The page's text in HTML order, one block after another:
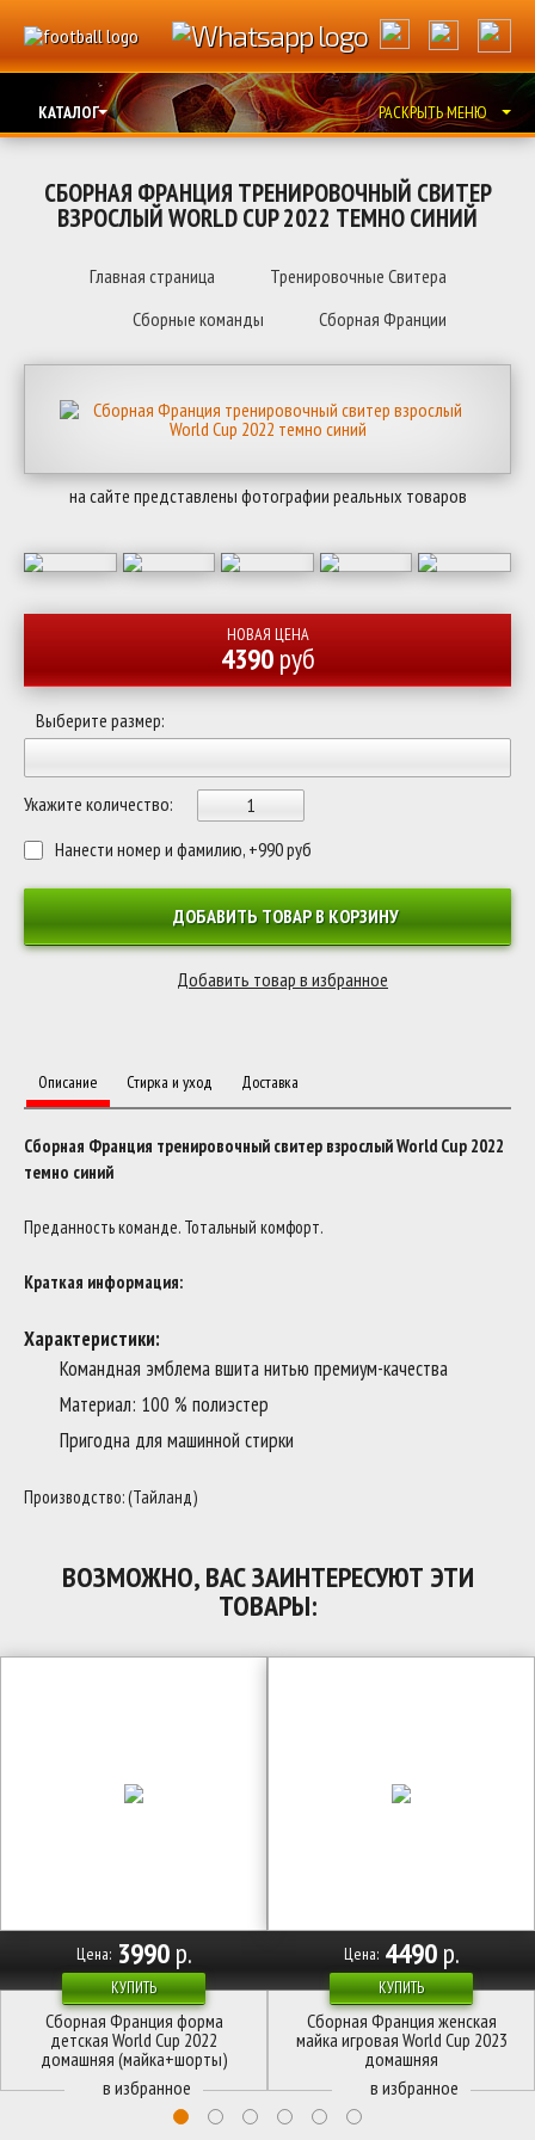
КАТАЛОГ РАСКРЫТЬ МЕНЮ
СБОРНАЯ ФРАНЦИЯ ТРЕНИРОВОЧНЫЙ СВИТЕР
ВЗРОСЛЫЙ WORLD CUP 2022 ТЕМНО СИНИЙ
Главная страница
Тренировочные Свитера
Сборные команды
Сборная Франции
на сайте представлены фотографии реальных товаров
НОВАЯ ЦЕНА
4390руб
Выберите размер:
Укажите количество:
Нанести номер и фамилию, +990 руб
ДОБАВИТЬ ТОВАР В КОРЗИНУ
Описание Стирка и уход Доставка
Сборная Франция тренировочный свитер взрослый World Cup 2022
темно синий
Преданность команде. Тотальный комфорт.
Краткая информация:
Характеристики:
Командная эмблема вшита нитью премиум-качества
Материал: 100 % полиэстер
Пригодна для машинной стирки
Производство: (Тайланд)
ВОЗМОЖНО, ВАС ЗАИНТЕРЕСУЮТ ЭТИ
ТОВАРЫ:
КУПИТЬ
Цена: 3990р.
Сборная Франция форма
детская World Cup 2022
домашняя (майка+шорты)
КУПИТЬ
Цена: 4490р.
Сборная Франция женская
майка игровая World Cup 2023
домашняя